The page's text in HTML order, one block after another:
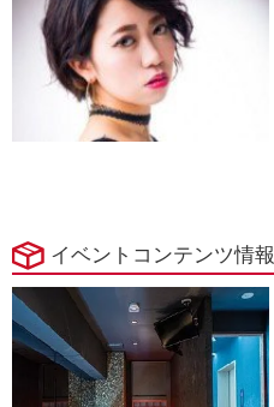
イベントコンテンツ情報